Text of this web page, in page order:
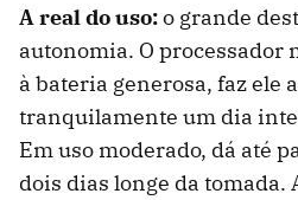
A real do uso:o grande
autonomia. O processador
à bateria generosa, faz ele
tranquilamente um dia
Em uso moderado, dá até
dois dias longe da tomada.